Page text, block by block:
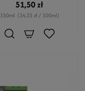
51,50 zł
150ml (34,33 zł / 100ml)